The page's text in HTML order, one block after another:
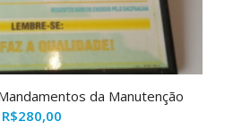
da Manutenção
R$280,00